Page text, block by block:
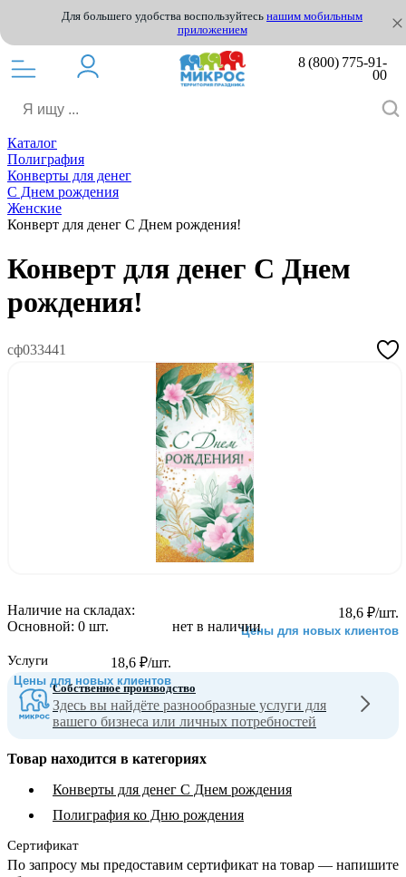
Для большего удобства воспользуйтесь нашим мобильным
приложением
8 (800) 775-91-
00
Каталог
Полиграфия
Конверты для денег
С Днем рождения
Женские
Конверт для денег С Днем рождения!
Конверт для денег С Днем
рождения!
сф033441
18,6 ₽/шт.
Цены для новых клиентов
нет в наличии
18,6 ₽/шт.
Цены для новых клиентов
Наличие на складах:
Основной: 0 шт.
Услуги
Собственное производство
Здесь вы найдёте разнообразные услуги для
вашего бизнеса или личных потребностей
Товар находится в категориях
Конверты для денег С Днем рождения
Полиграфия ко Дню рождения
Сертификат
По запросу мы предоставим сертификат на товар — напишите